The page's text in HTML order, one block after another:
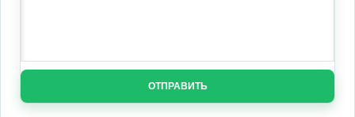
ОТПРАВИТЬ